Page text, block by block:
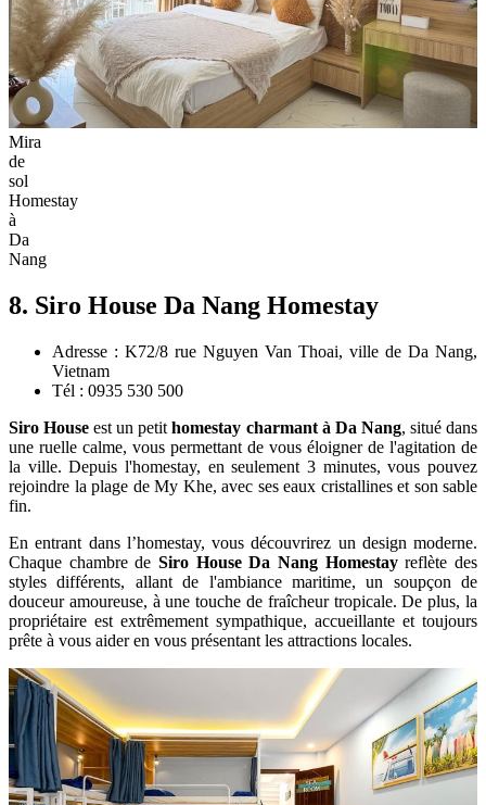
Mira
de
sol
Homestay
à
Da
Nang
8. Siro House Da Nang Homestay
Adresse : K72/8 rue Nguyen Van Thoai, ville de Da Nang,
Vietnam
Tél : 0935 530 500
Siro House est un petithomestay charmant à Da Nang, situé dans
une ruelle calme, vous permettant de vous éloigner de l'agitation de
la ville. Depuis l'homestay, en seulement 3 minutes, vous pouvez
rejoindre la plage de My Khe, avec ses eaux cristallines et son sable
fin.
En entrant dans l’homestay, vous découvrirez un design moderne.
Chaque chambre de Siro House Da Nang Homestayreflète des
styles différents, allant de l'ambiance maritime, un soupçon de
douceur amoureuse, à une touche de fraîcheur tropicale. De plus, la
propriétaire est extrêmement sympathique, accueillante et toujours
prête à vous aider en vous présentant les attractions locales.